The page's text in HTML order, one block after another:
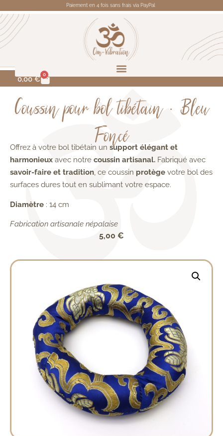
Paiement en 4 fois sans frais via PayPal
0,00€ 0
Coussin pour bol tibétain • Bleu
Foncé
Offrez à votre bol tibétain un support élégant et
harmonieux avec notre coussin artisanal. Fabriqué avec
savoir-faire et tradition, ce coussin protège votre bol des
surfaces dures tout en sublimant votre espace.
Diamètre : 14 cm
Fabrication artisanale népalaise
5,00 €